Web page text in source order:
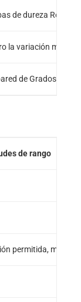
de dureza
la variación
de Grados L80
de rango
permitida,